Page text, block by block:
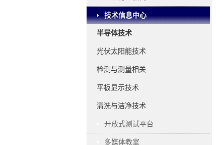
技术信息中心
半导体技术
光伏太阳能技术
检测与测量相关
平板显示技术
清洗与洁净技术
开放式测试平台
多媒体教室